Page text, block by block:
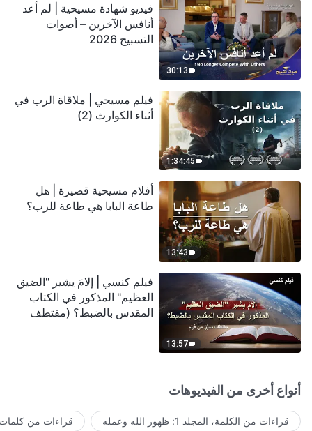
30:13
فيديو شهادة مسيحية | لم أعد
أنافس الآخرين – أصوات
التسبيح 2026
1:34:45
فيلم مسيحي | ملاقاة الرب في
أثناء الكوارث (2)
13:43
أفلام مسيحية قصيرة | هل
طاعة البابا هي طاعة للرب؟
13:57
فيلم كنسي | إلامَ يشير "الضيق
العظيم" المذكور في الكتاب
المقدس بالضبط؟ (مقتطف
أنواع أخرى من الفيديوهات
قراءات من الكلمة، المجلد 1: ظهور الله وعمله قراءات من كلمات